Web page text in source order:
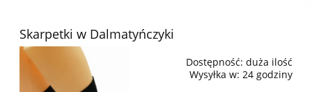
Skarpetki w Dalmatyńczyki
Dostępność: duża ilość
Wysyłka w: 24 godziny